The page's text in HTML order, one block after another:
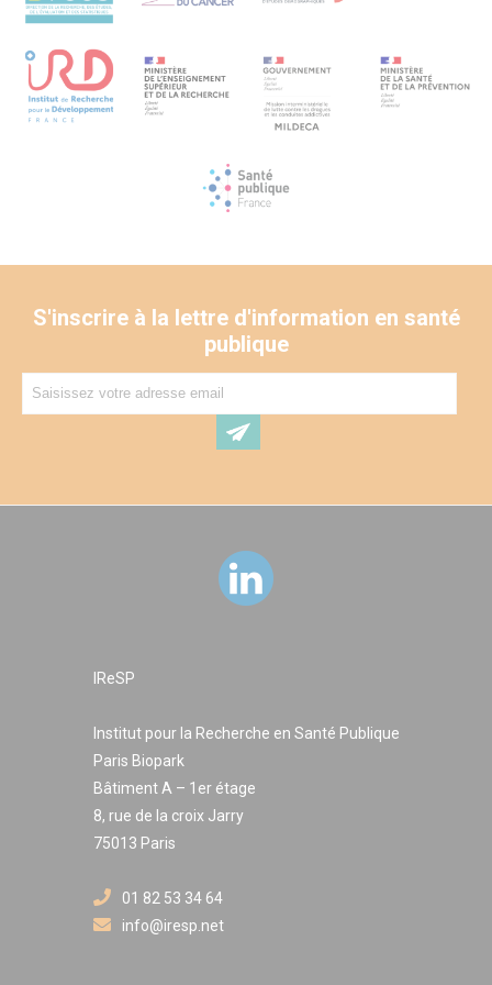
S'inscrire à la lettre d'information en santé
publique
IReSP
Institut pour la Recherche en Santé Publique
Paris Biopark
Bâtiment A – 1er étage
8, rue de la croix Jarry
75013 Paris
01 82 53 34 64
info@iresp.net